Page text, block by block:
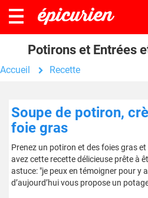
Potirons et Entrées
Accueil Recette
Soupe de potiron,
foie gras
Prenez un potiron et des foies gras
avez cette recette délicieuse prête à
astuce: "je peux en témoigner pour y
d’aujourd’hui vous propose un